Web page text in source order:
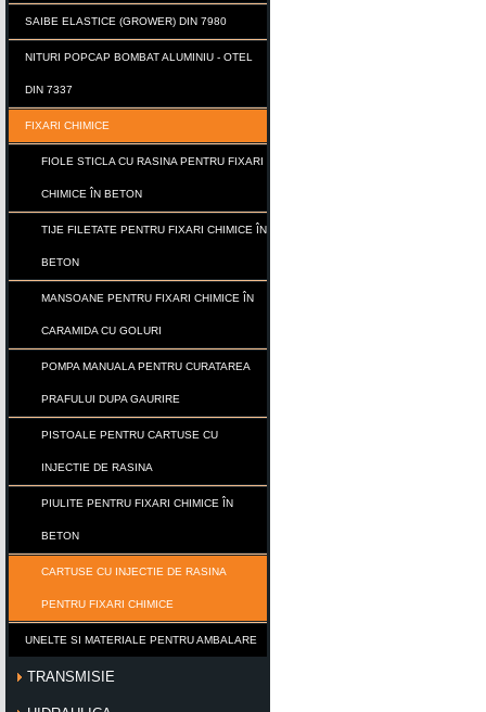
SAIBE ELASTICE (GROWER) DIN 7980
NITURI POPCAP BOMBAT ALUMINIU - OTEL
DIN 7337
FIXARI CHIMICE
FIOLE STICLA CU RASINA PENTRU FIXARI
CHIMICE ÎN BETON
TIJE FILETATE PENTRU FIXARI CHIMICE ÎN
BETON
MANSOANE PENTRU FIXARI CHIMICE ÎN
CARAMIDA CU GOLURI
POMPA MANUALA PENTRU CURATAREA
PRAFULUI DUPA GAURIRE
PISTOALE PENTRU CARTUSE CU
INJECTIE DE RASINA
PIULITE PENTRU FIXARI CHIMICE ÎN
BETON
CARTUSE CU INJECTIE DE RASINA
PENTRU FIXARI CHIMICE
UNELTE SI MATERIALE PENTRU AMBALARE
TRANSMISIE